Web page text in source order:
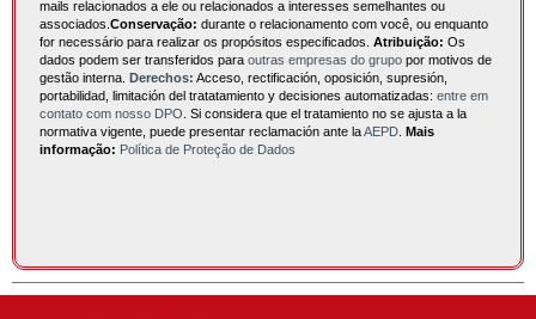
mails relacionados a ele ou relacionados a interesses semelhantes ou
associados. Conservação: durante o relacionamento com você, ou enquanto
for necessário para realizar os propósitos especificados. Atribuição: Os
dados podem ser transferidos para outras empresas do grupo por motivos de
gestão interna. Derechos: Acceso, rectificación, oposición, supresión,
portabilidad, limitación del tratatamiento y decisiones automatizadas: entre em
contato com nosso DPO . Si considera que el tratamiento no se ajusta a la
normativa vigente, puede presentar reclamación ante laAEPD Mais
informação: Política de Proteção de Dados